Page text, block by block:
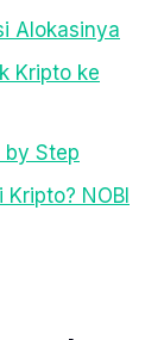
Alokasinya
Kripto ke
by Step
NOBI